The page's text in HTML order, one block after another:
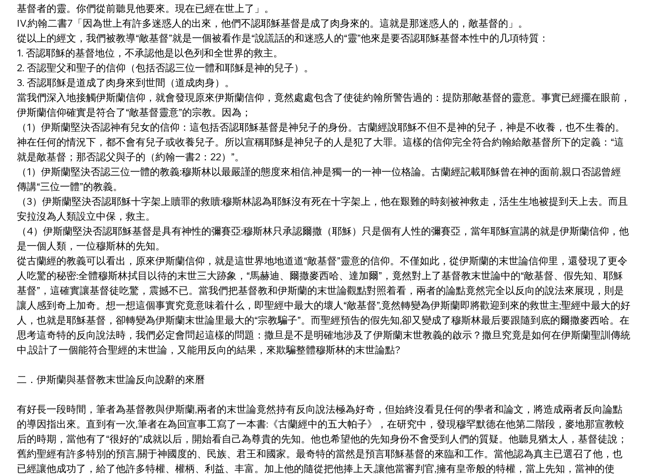
基督者的靈。你們從前聽見他要來。現在已經在世上了」。
IV.約翰二書7「因為世上有許多迷惑人的出來，他們不認耶穌基督是成了肉身來的。這就是那迷惑人的，敵基督的」。
從以上的經文，我們被教導“敵基督”就是一個被看作是“說謊話的和迷惑人的“靈”他來是要否認耶穌基督本性中的几項特質：
1. 否認耶穌的基督地位，不承認他是以色列和全世界的救主。
2. 否認聖父和聖子的信仰（包括否認三位一體和耶穌是神的兒子）。
3. 否認耶穌是道成了肉身來到世間（道成肉身）。
當我們深入地接觸伊斯蘭信仰，就會發現原來伊斯蘭信仰，竟然處處包含了使徒約翰所警告過的：提防那敵基督的靈意。事實已經擺在眼前，
伊斯蘭信仰確實是符合了“敵基督靈意”的宗教。因為；
（1）伊斯蘭堅決否認神有兒女的信仰：這包括否認耶穌基督是神兒子的身份。古蘭經說耶穌不但不是神的兒子，神是不收養，也不生養的。
神在任何的情況下，都不會有兒子或收養兒子。所以宣稱耶穌是神兒子的人是犯了大罪。這樣的信仰完全符合約翰給敵基督所下的定義：“這
就是敵基督；那否認父與子的（約翰一書2：22）”。
（1）伊斯蘭堅決否認三位一體的教義:穆斯林以最嚴謹的態度來相信,神是獨一的一神一位格論。古蘭經記載耶穌曾在神的面前,親口否認曾經
傳講“三位一體”的教義。
（3）伊斯蘭堅決否認耶穌十字架上贖罪的救贖:穆斯林認為耶穌沒有死在十字架上，他在艱難的時刻被神救走，活生生地被提到天上去。而且
安拉沒為人類設立中保，救主。
（4）伊斯蘭堅決否認耶穌基督是具有神性的彌賽亞:穆斯林只承認爾撒（耶穌）只是個有人性的彌賽亞，當年耶穌宣講的就是伊斯蘭信仰，他
是一個人類，一位穆斯林的先知。
從古蘭經的教義可以看出，原來伊斯蘭信仰，就是這世界地地道道“敵基督”靈意的信仰。不僅如此，從伊斯蘭的末世論信仰里，還發現了更令
人吃驚的秘密:全體穆斯林拭目以待的末世三大跡象，“馬赫迪、爾撒麥西哈、達加爾”，竟然對上了基督教末世論中的“敵基督、假先知、耶穌
基督”，這確實讓基督徒吃驚，震撼不已。當我們把基督教和伊斯蘭的末世論觀點對照着看，兩者的論點竟然完全以反向的說法來展現，則是
讓人感到奇上加奇。想一想這個事實究竟意味着什么，即聖經中最大的壞人“敵基督”,竟然轉變為伊斯蘭即將歡迎到來的救世主;聖經中最大的好
人，也就是耶穌基督，卻轉變為伊斯蘭末世論里最大的“宗教騙子”。而聖經預告的假先知,卻又變成了穆斯林最后要跟隨到底的爾撒麥西哈。在
思考這奇特的反向說法時，我們必定會問起這樣的問題：撒旦是不是明確地涉及了伊斯蘭末世教義的啟示？撒旦究竟是如何在伊斯蘭聖訓傳統
中,設計了一個能符合聖經的末世論，又能用反向的結果，來欺騙整體穆斯林的末世論點?
二．伊斯蘭與基督教末世論反向說辭的來曆
有好長一段時間，筆者為基督教與伊斯蘭,兩者的末世論竟然持有反向說法極為好奇，但始終沒看見任何的學者和論文，將造成兩者反向論點
的導因指出來。直到有一次,筆者在為回宣事工寫了一本書:《古蘭經中的五大帕子》，在研究中，發現穆罕默德在他第二階段，麥地那宣教較
后的時期，當他有了“很好的”成就以后，開始看自己為尊貴的先知。他也希望他的先知身份不會受到人們的質疑。他聽見猶太人，基督徒說；
舊約聖經有許多特別的預言,關于神國度的、民族、君王和國家。最奇特的當然是預言耶穌基督的來臨和工作。當他認為真主已選召了他，也
已經讓他成功了，給了他許多特權、權柄、利益、丰富。加上他的隨從把他捧上天,讓他當審判官,擁有皇帝般的特權，當上先知，當神的使